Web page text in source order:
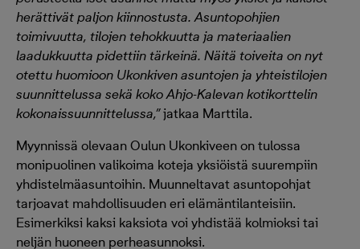
herättivät paljon kiinnostusta. Asuntopohjien
toimivuutta, tilojen tehokkuutta ja materiaalien
laadukkuutta pidettiin tärkeinä. Näitä toiveita on nyt
otettu huomioon Ukonkiven asuntojen ja yhteistilojen
suunnittelussa sekä koko Ahjo-Kalevan kotikorttelin
kokonaissuunnittelussa,”jatkaa Marttila.
Myynnissä olevaan Oulun Ukonkiveen on tulossa
monipuolinen valikoima koteja yksiöistä suurempiin
yhdistelmäasuntoihin. Muunneltavat asuntopohjat
tarjoavat mahdollisuuden eri elämäntilanteisiin.
Esimerkiksi kaksi kaksiota voi yhdistää kolmioksi tai
neljän huoneen perheasunnoksi.